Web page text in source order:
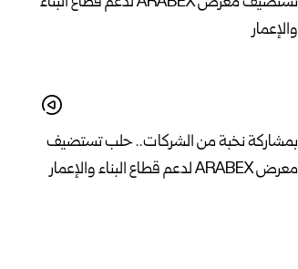
بمشاركة نخبة من الشركات.. حلب تستضيف
معرض ARABEX لدعم قطاع البناء والإعمار